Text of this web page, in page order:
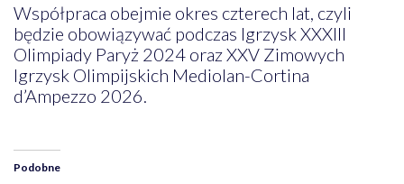
Współpraca obejmie okres czterech lat, czyli
będzie obowiązywać podczas Igrzysk XXXIII
Olimpiady Paryż 2024 oraz XXV Zimowych
Igrzysk Olimpijskich Mediolan-Cortina
d’Ampezzo 2026.
Podobne